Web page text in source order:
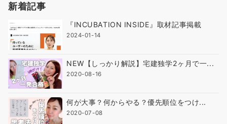
新着記事
『INCUBATION INSIDE』取材記事掲載
2024-01-14
NEW【しっかり解説】宅建独学2ヶ月で一...
2020-08-16
何が大事？何からやる？優先順位をつけ...
2020-07-08